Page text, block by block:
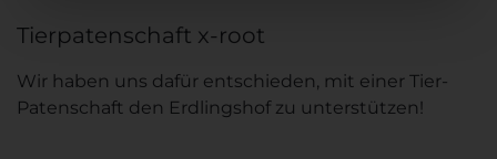
Tierpatenschaft x-root
Wir haben uns dafür entschieden, mit einer Tier-
Patenschaft den Erdlingshof zu unterstützen!